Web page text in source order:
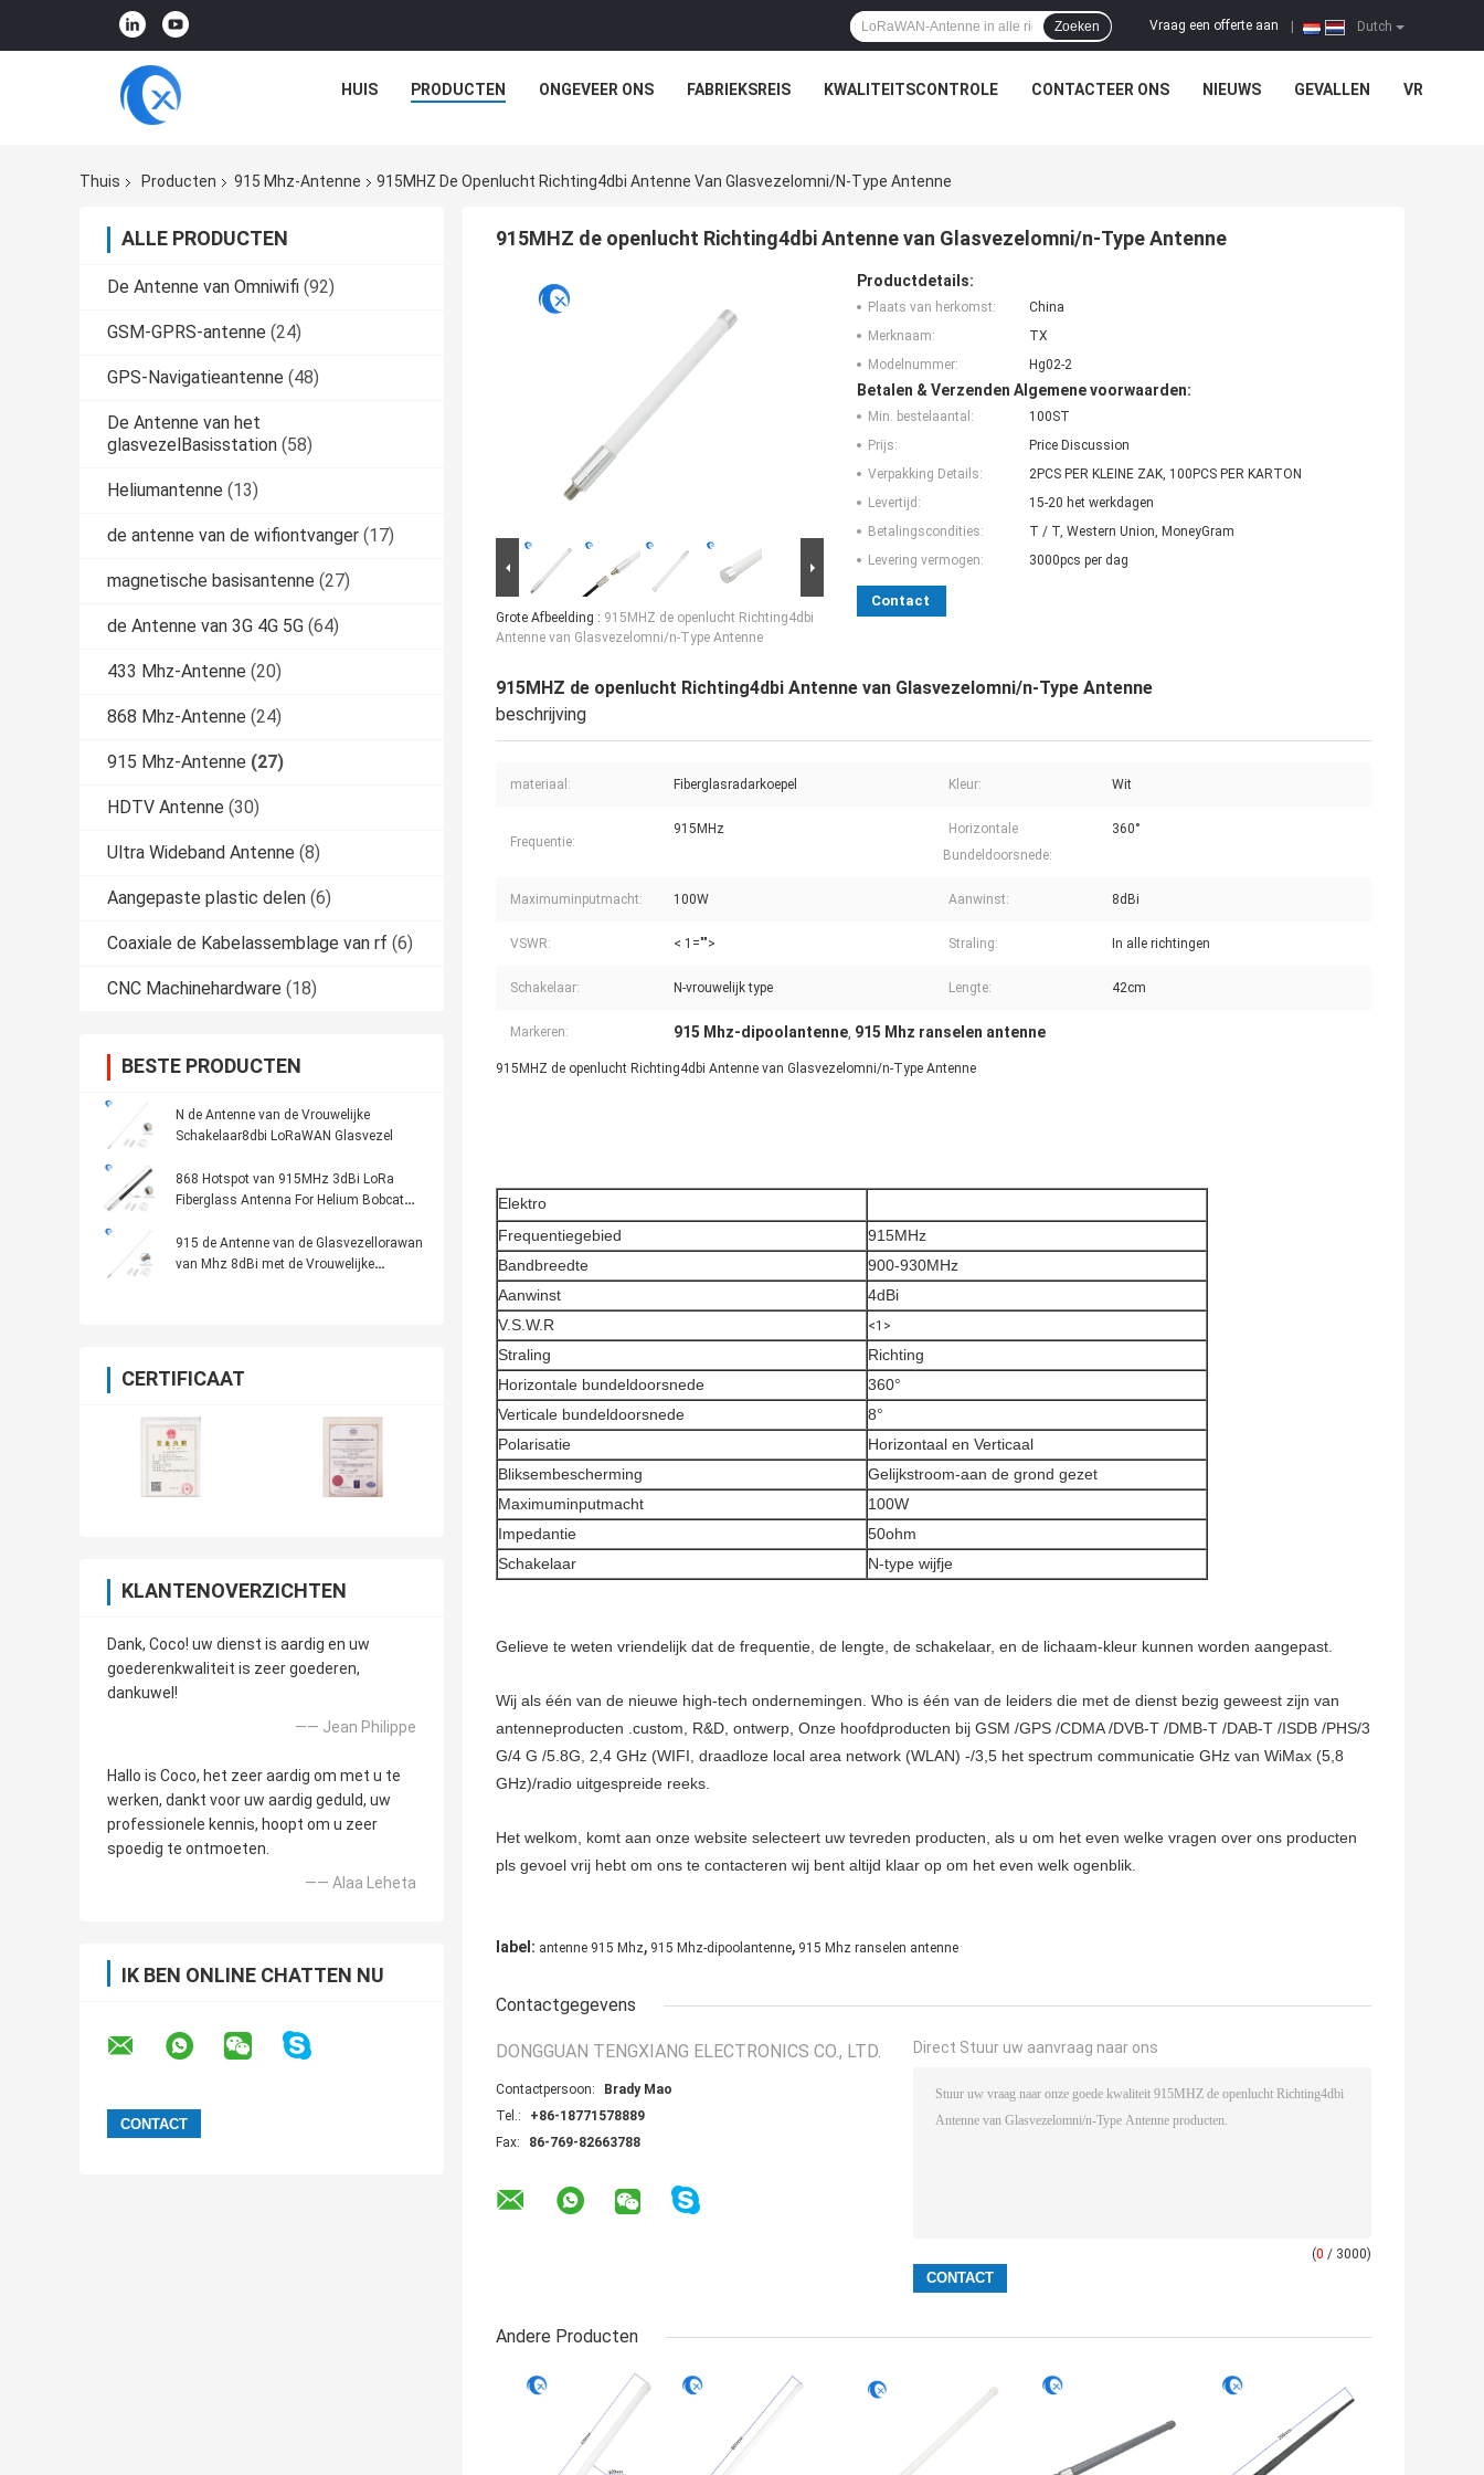
Dutch
Vraag een offerte aan
Zoeken
HUIS PRODUCTEN ONGEVEER ONS FABRIEKSREIS KWALITEITSCONTROLE CONTACTEER ONS NIEUWS GEVALLEN VR
Thuis Producten 915 Mhz-Antenne 915MHZ De Openlucht Richting4dbi Antenne Van Glasvezelomni/n-Type Antenne
ALLE PRODUCTEN
De Antenne van Omniwifi (92)
GSM-GPRS-antenne (24)
GPS-Navigatieantenne (48)
De Antenne van het
glasvezelBasisstation (58)
Heliumantenne (13)
de antenne van de wifiontvanger (17)
magnetische basisantenne (27)
de Antenne van 3G 4G 5G (64)
433 Mhz-Antenne (20)
868 Mhz-Antenne (24)
915 Mhz-Antenne (27)
HDTV Antenne (30)
Ultra Wideband Antenne (8)
Aangepaste plastic delen (6)
Coaxiale de Kabelassemblage van rf (6)
CNC Machinehardware (18)
BESTE PRODUCTEN
N de Antenne van de Vrouwelijke
Schakelaar8dbi LoRaWAN Glasvezel
868 Hotspot van 915MHz 3dBi LoRa
Fiberglass Antenna For Helium Bobcat
915 de Antenne van de Glasvezellorawan
van Mhz 8dBi met de Vrouwelijke
CERTIFICAAT
KLANTENOVERZICHTEN
Dank, Coco! uw dienst is aardig en uw
goederenkwaliteit is zeer goederen,
dankuwel!
—— Jean Philippe
Hallo is Coco, het zeer aardig om met u te
werken, dankt voor uw aardig geduld, uw
professionele kennis, hoopt om u zeer
spoedig te ontmoeten.
—— Alaa Leheta
IK BEN ONLINE CHATTEN NU
915MHZ de openlucht Richting4dbi Antenne van Glasvezelomni/n-Type Antenne
Grote Afbeelding : 915MHZ de openlucht Richting4dbi
Antenne van Glasvezelomni/n-Type Antenne
Productdetails:
Plaats van herkomst:
China
Merknaam:
TX
Modelnummer:
Hg02-2
Betalen & Verzenden Algemene voorwaarden:
Min. bestelaantal:
100ST
Prijs:
Price Discussion
Verpakking Details:
2PCS PER KLEINE ZAK, 100PCS PER KARTON
Levertijd:
15-20 het werkdagen
Betalingscondities:
T / T, Western Union, MoneyGram
Levering vermogen:
3000pcs per dag
Contact
915MHZ de openlucht Richting4dbi Antenne van Glasvezelomni/n-Type Antenne
beschrijving
materiaal: Fiberglasradarkoepel Kleur: Wit
Frequentie:
915MHz
Horizontale
Bundeldoorsnede:
360°
Maximuminputmacht: 100W Aanwinst: 8dBi
VSWR: < 1=""> Straling: In alle richtingen
Schakelaar: N-vrouwelijk type Lengte: 42cm
Markeren: 915 Mhz-dipoolantenne, 915 Mhz ranselen antenne
915MHZ de openlucht Richting4dbi Antenne van Glasvezelomni/n-Type Antenne
Elektro
Frequentiegebied
915MHz
Bandbreedte
900-930MHz
Aanwinst
4dBi
V.S.W.R
<1>
Straling
Richting
Horizontale bundeldoorsnede
360°
Verticale bundeldoorsnede
8°
Polarisatie
Horizontaal en Verticaal
Bliksembescherming
Gelijkstroom-aan de grond gezet
Maximuminputmacht
100W
Impedantie
50ohm
Schakelaar
N-type wijfje
Gelieve te weten vriendelijk dat de frequentie, de lengte, de schakelaar, en de lichaam-kleur kunnen worden aangepast.
Wij als één van de nieuwe high-tech ondernemingen. Who is één van de leiders die met de dienst bezig geweest zijn van
antenneproducten .custom, R&D, ontwerp, Onze hoofdproducten bij GSM /GPS /CDMA /DVB-T /DMB-T /DAB-T /ISDB /PHS/3
G/4 G /5.8G, 2,4 GHz (WIFI, draadloze local area network (WLAN) -/3,5 het spectrum communicatie GHz van WiMax (5,8
GHz)/radio uitgespreide reeks.
Het welkom, komt aan onze website selecteert uw tevreden producten, als u om het even welke vragen over ons producten
pls gevoel vrij hebt om ons te contacteren wij bent altijd klaar op om het even welk ogenblik.
label: antenne 915 Mhz, 915 Mhz-dipoolantenne, 915 Mhz ranselen antenne
Contactgegevens
DONGGUAN TENGXIANG ELECTRONICS CO., LTD.
Contactpersoon:
Brady Mao
Tel.:
+86-18771578889
Fax:
86-769-82663788
Direct Stuur uw aanvraag naar ons
(0 / 3000)
Andere Producten